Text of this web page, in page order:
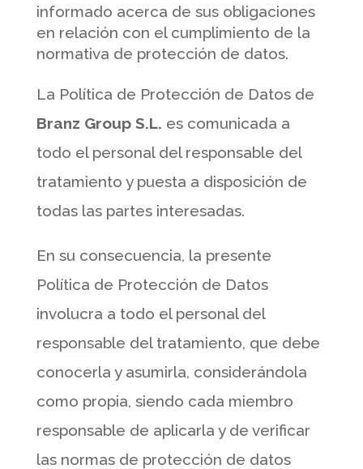
informado acerca de sus obligaciones
en relación con el cumplimiento de la
normativa de protección de datos.
La Política de Protección de Datos de
Branz Group S.L. es comunicada a
todo el personal del responsable del
tratamiento y puesta a disposición de
todas las partes interesadas.
En su consecuencia, la presente
Política de Protección de Datos
involucra a todo el personal del
responsable del tratamiento, que debe
conocerla y asumirla, considerándola
como propia, siendo cada miembro
responsable de aplicarla y de verificar
las normas de protección de datos